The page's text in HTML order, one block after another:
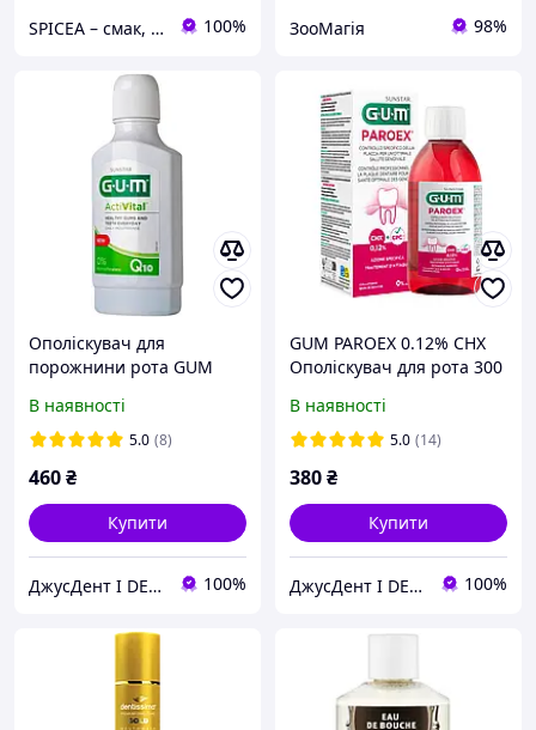
SPICEA – смак, який надихає кулінарні шедеври! 100% ЗооМагія 98%
Ополіскувач для
порожнини рота GUM
(7630019902625)
В наявності
5.0 (8)
460₴
Купити
ДжусДент I DENTAL SHOP 100%
GUM PAROEX 0.12% CHX
Ополіскувач для рота 300
В наявності
5.0 (14)
380₴
Купити
ДжусДент I DENTAL SHOP 100%